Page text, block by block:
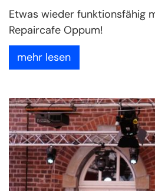
Etwas wieder funktionsfähig
Repaircafe Oppum!
mehr lesen